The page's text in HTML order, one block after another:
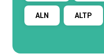
ALN ALTP